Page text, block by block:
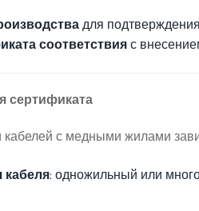
для
соответствияс
сертификата
с медными жилами
кабеля: одножильный или